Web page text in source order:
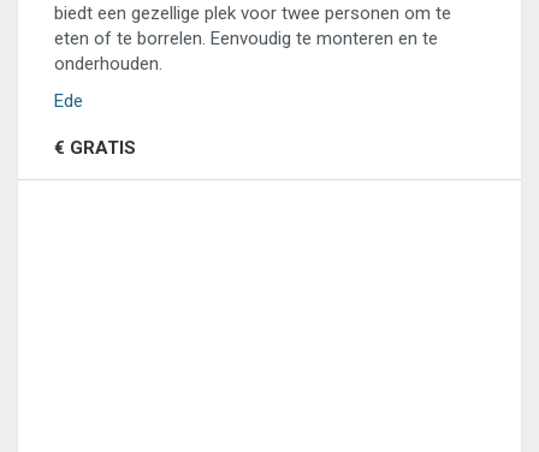
biedt een gezellige plek voor twee personen om te
eten of te borrelen. Eenvoudig te monteren en te
onderhouden.
Ede
€ GRATIS